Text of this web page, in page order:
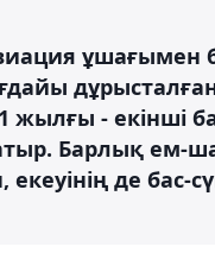
ұшағымен
дұрысталған
жылғы - екінші
Барлық ем-
де бас-